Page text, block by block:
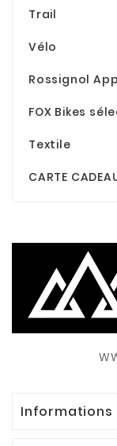
Trail
Vélo
Rossignol
FOX Bikes
Textile
CARTE
Informations